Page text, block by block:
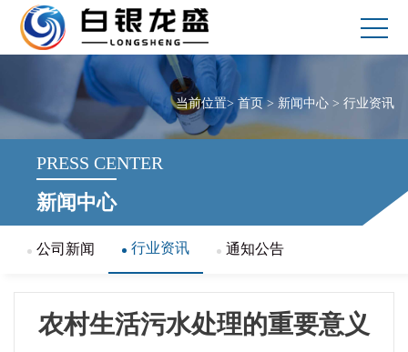
当前位置> 首页> 新闻中心 > 行业资讯
PRESS CENTER
新闻中心
公司新闻 行业资讯 通知公告
农村生活污水处理的重要意义